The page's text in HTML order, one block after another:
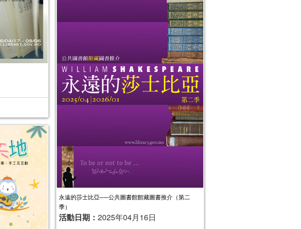
永遠的莎士比亞──公共圖書館館藏圖書推介（第二
季）
活動日期： 2025年04月16日